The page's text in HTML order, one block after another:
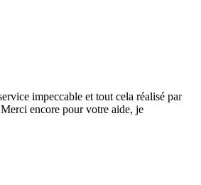
impeccable et tout cela réalisé par
encore pour votre aide, je